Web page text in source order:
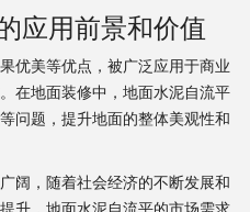
应用前景和价值
优美等优点，被广泛应用于商业
在地面装修中，地面水泥自流平
问题，提升地面的整体美观性和
阔，随着社会经济的不断发展和
升，地面水泥自流平的市场需求